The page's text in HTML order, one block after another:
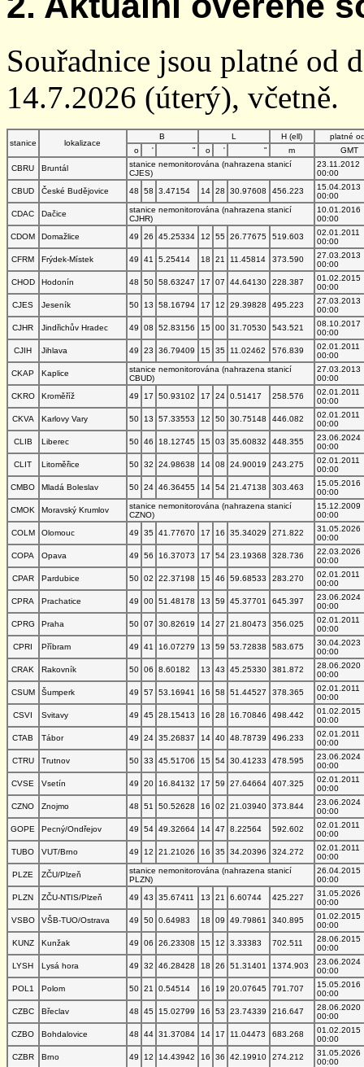
Souřadnice jsou platné od
14.7.2026 (úterý), včetně.
stanice lokalizace
B L H (ell)
platné
o
' " o ' " m
GMT
CBRU
Bruntál
stanice nemonitorována (nahrazena stanicí
CJES)
23.11.2012
00:00
CBUD
České Budějovice 48 58 3.47154 14 28 30.97608 456.223
15.04.2013
00:00
CDAC
Dačice
stanice nemonitorována (nahrazena stanicí
CJHR)
10.01.2016
00:00
CDOM
Domažlice 49 26 45.25334 12 55 26.77675 519.603
02.01.2011
00:00
CFRM
Frýdek-Místek 49 41 5.25414 18 21 11.45814 373.590
27.03.2013
00:00
CHOD
Hodonín 48 50 58.63247 17 07 44.64130 228.387
01.02.2015
00:00
CJES
Jeseník 50 13 58.16794 17 12 29.39828 495.223
27.03.2013
00:00
CJHR
Jindřichův Hradec 49 08 52.83156 15 00 31.70530 543.521
08.10.2017
00:00
CJIH
Jihlava 49 23 36.79409 15 35 11.02462 576.839
02.01.2011
00:00
CKAP
Kaplice
stanice nemonitorována (nahrazena stanicí
CBUD)
27.03.2013
00:00
CKRO
Kroměříž 49 17 50.93102 17 24 0.51417 258.576
02.01.2011
00:00
CKVA
Karlovy Vary 50 13 57.33553 12 50 30.75148 446.082
02.01.2011
00:00
CLIB
Liberec 50 46 18.12745 15 03 35.60832 448.355
23.06.2024
00:00
CLIT
Litoměřice 50 32 24.98638 14 08 24.90019 243.275
02.01.2011
00:00
CMBO
Mladá Boleslav 50 24 46.36455 14 54 21.47138 303.463
15.05.2016
00:00
CMOK
Moravský Krumlov
stanice nemonitorována (nahrazena stanicí
CZNO)
15.12.2009
00:00
COLM
Olomouc 49 35 41.77670 17 16 35.34029 271.822
31.05.2026
00:00
COPA
Opava 49 56 16.37073 17 54 23.19368 328.736
22.03.2026
00:00
CPAR
Pardubice 50 02 22.37198 15 46 59.68533 283.270
02.01.2011
00:00
CPRA
Prachatice 49 00 51.48178 13 59 45.37701 645.397
23.06.2024
00:00
CPRG
Praha 50 07 30.82619 14 27 21.80473 356.025
02.01.2011
00:00
CPRI
Příbram 49 41 16.07279 13 59 53.72838 583.675
30.04.2023
00:00
CRAK
Rakovník 50 06 8.60182 13 43 45.25330 381.872
28.06.2020
00:00
CSUM
Šumperk 49 57 53.16941 16 58 51.44527 378.365
02.01.2011
00:00
CSVI
Svitavy 49 45 28.15413 16 28 16.70846 498.442
01.02.2015
00:00
CTAB
Tábor 49 24 35.26837 14 40 48.78739 496.233
02.01.2011
00:00
CTRU
Trutnov 50 33 45.51706 15 54 30.41233 478.595
23.06.2024
00:00
CVSE
Vsetín 49 20 16.84132 17 59 27.64664 407.325
02.01.2011
00:00
CZNO
Znojmo 48 51 50.52628 16 02 21.03940 373.844
23.06.2024
00:00
GOPE
Pecný/Ondřejov 49 54 49.32664 14 47 8.22564 592.602
02.01.2011
00:00
TUBO
VUT/Brno 49 12 21.21026 16 35 34.20396 324.272
02.01.2011
00:00
PLZE
ZČU/Plzeň
stanice nemonitorována (nahrazena stanicí
PLZN)
26.04.2015
00:00
PLZN
ZČU-NTIS/Plzeň 49 43 35.67411 13 21 6.60744 425.227
31.05.2026
00:00
VSBO
VŠB-TUO/Ostrava 49 50 0.64983 18 09 49.79861 340.895
01.02.2015
00:00
KUNZ
Kunžak 49 06 26.23308 15 12 3.33383 702.511
28.06.2015
00:00
LYSH
Lysá hora 49 32 46.28428 18 26 51.31401 1374.903
23.06.2024
00:00
POL1
Polom 50 21 0.54514 16 19 20.07645 791.707
15.05.2016
00:00
CZBC
Břeclav 48 45 15.02799 16 53 23.74339 216.647
28.06.2020
00:00
CZBO
Bohdalovice 48 44 31.37084 14 17 11.04473 683.268
01.02.2015
00:00
CZBR
Brno 49 12 14.43942 16 36 42.19910 274.212
31.05.2026
00:00